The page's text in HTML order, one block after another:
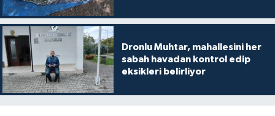
Dronlu Muhtar, mahallesini her
sabah havadan kontrol edip
eksikleri belirliyor